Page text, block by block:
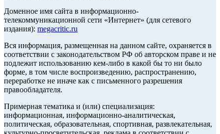
Доменное имя сайта в информационно-
телекоммуникационной сети «Интернет» (для сетевого
издания): megacritic.ru
Вся информация, размещенная на данном сайте, охраняется в
соответствии с законодательством РФ об авторском праве и не
подлежит использованию кем-либо в какой бы то ни было
форме, в том числе воспроизведению, распространению,
переработке не иначе как с письменного разрешения
правообладателя.
Примерная тематика и (или) специализация:
информационная, информационно-аналитическая,
политическая, образовательная, спортивная, развлекательная,